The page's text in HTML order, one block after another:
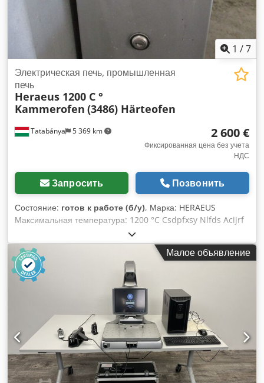
1 /7
Tatabánya 5 369 km
Электрическая печь, промышленная
печь
Heraeus 1200 C °
Kammerofen (3486) Härteofen
2 600 €
Фиксированная цена без учета
НДС
Запросить Позвонить
Состояние: готов к работе (б/у), Марка: HERAEUS
Максимальная температура: 1200 °C Csdpfxsy Nlfds Acijrf
Внутренние размеры печи: 390 x 200 мм, глубина: 650 мм
Малое объявление